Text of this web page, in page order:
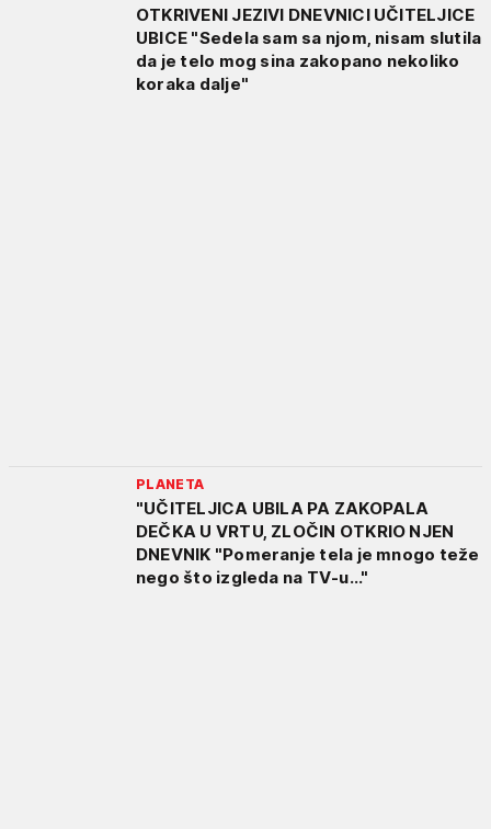
OTKRIVENI JEZIVI DNEVNICI UČITELJICE
UBICE "Sedela sam sa njom, nisam slutila
da je telo mog sina zakopano nekoliko
koraka dalje"
PLANETA
"UČITELJICA UBILA PA ZAKOPALA
DEČKA U VRTU, ZLOČIN OTKRIO NJEN
DNEVNIK "Pomeranje tela je mnogo teže
nego što izgleda na TV-u..."